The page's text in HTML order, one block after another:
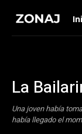
La
Una joven había
había llegado el